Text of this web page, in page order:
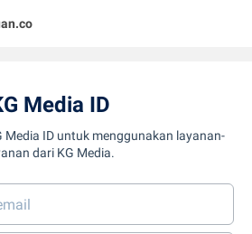
Media ID
Media ID untuk menggunakan layanan-
dari KG Media.